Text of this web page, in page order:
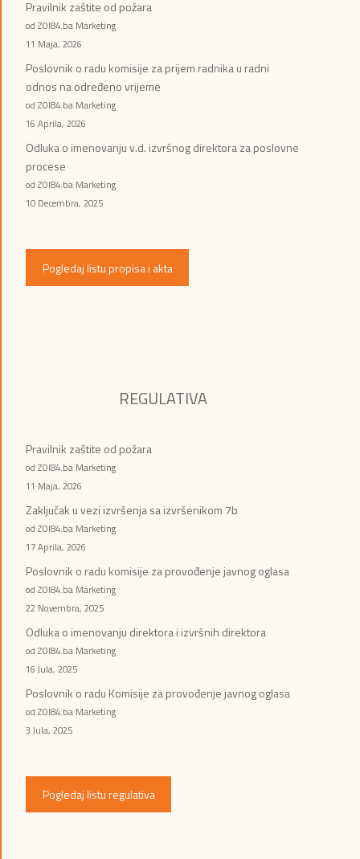
Pravilnik zaštite od požara
od ZOI84.ba Marketing
11 Maja, 2026
Poslovnik o radu komisije za prijem radnika u radni
odnos na određeno vrijeme
od ZOI84.ba Marketing
16 Aprila, 2026
Odluka o imenovanju v.d. izvršnog direktora za poslovne
procese
od ZOI84.ba Marketing
10 Decembra, 2025
Pogledaj listu propisa i akta
REGULATIVA
Pravilnik zaštite od požara
od ZOI84.ba Marketing
11 Maja, 2026
Zaključak u vezi izvršenja sa izvršenikom 7b
od ZOI84.ba Marketing
17 Aprila, 2026
Poslovnik o radu komisije za provođenje javnog oglasa
od ZOI84.ba Marketing
22 Novembra, 2025
Odluka o imenovanju direktora i izvršnih direktora
od ZOI84.ba Marketing
16 Jula, 2025
Poslovnik o radu Komisije za provođenje javnog oglasa
od ZOI84.ba Marketing
3 Jula, 2025
Pogledaj listu regulativa